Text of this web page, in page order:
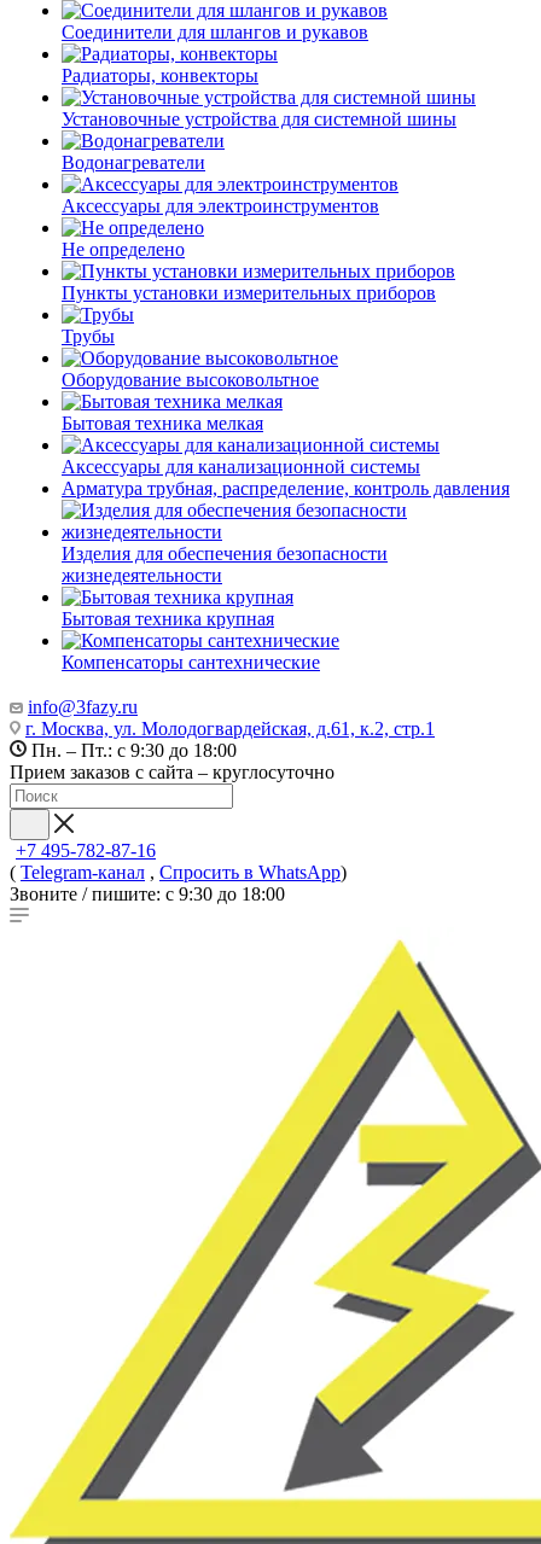
Соединители для шлангов и рукавов
Радиаторы, конвекторы
Установочные устройства для системной шины
Водонагреватели
Аксессуары для электроинструментов
Не определено
Пункты установки измерительных приборов
Трубы
Оборудование высоковольтное
Бытовая техника мелкая
Аксессуары для канализационной системы
Арматура трубная, распределение, контроль давления
Изделия для обеспечения безопасности
жизнедеятельности
Бытовая техника крупная
Компенсаторы сантехнические
info@3fazy.ru
г. Москва, ул. Молодогвардейская, д.61, к.2, стр.1
Пн. – Пт.: с 9:30 до 18:00
Прием заказов с сайта – круглосуточно
+7 495-782-87-16
( Telegram-канал , Спросить в WhatsApp)
Звоните / пишите: с 9:30 до 18:00